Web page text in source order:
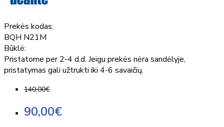
Prekės kodas:
BQH N21M
Būklė:
Pristatome per 2-4 d.d. Jeigu prekės nėra sandėlyje,
pristatymas gali užtrukti iki 4-6 savaičių.
140,00€
90,00€